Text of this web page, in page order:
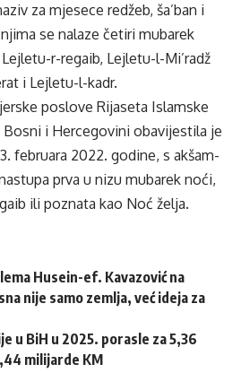
za mjesece redžeb, ša’ban i
se nalaze četiri mubarek
r-regaib, Lejletu-l-Mi’radž
i Lejletu-l-kadr.
poslove Rijaseta Islamske
Bosni i Hercegovini obavijestila je
februara 2022. godine, s akšam-
prva u nizu mubarek noći,
ili poznata kao Noć želja.
Husein-ef. Kavazović na
nije samo zemlja, već ideja za
u BiH u 2025. porasle za 5,36
milijarde KM